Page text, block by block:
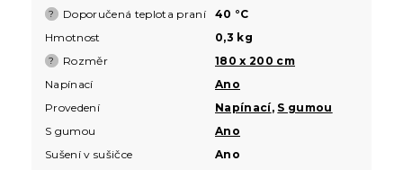
? Doporučená teplota praní
40 °C
Hmotnost
0,3 kg
? Rozměr
180 x 200 cm
Napínací
Ano
Provedení
Napínací, S gumou
S gumou
Ano
Sušení v sušičce
Ano